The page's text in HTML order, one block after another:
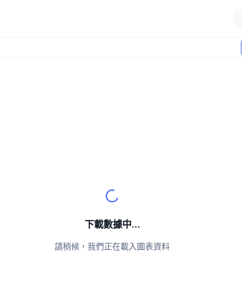
下載數據中...
請稍候，我們正在載入圖表資料